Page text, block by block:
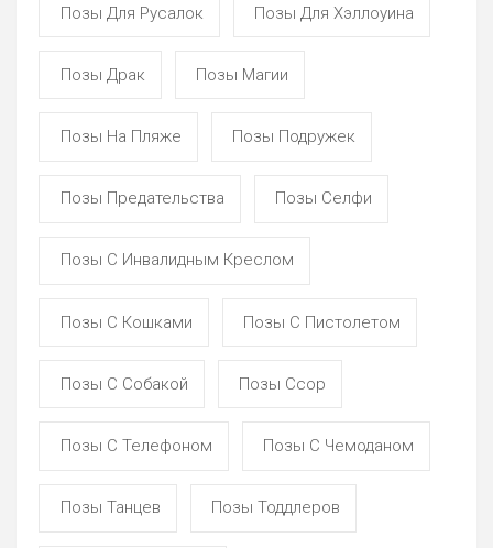
Позы Для Русалок Позы Для Хэллоуина
Позы Драк Позы Магии
Позы На Пляже Позы Подружек
Позы Предательства Позы Селфи
Позы С Инвалидным Креслом
Позы С Кошками Позы С Пистолетом
Позы С Собакой Позы Ссор
Позы С Телефоном Позы С Чемоданом
Позы Танцев Позы Тоддлеров